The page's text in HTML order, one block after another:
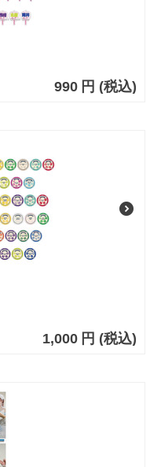
990 円 (税込)
1,000 円 (税込)